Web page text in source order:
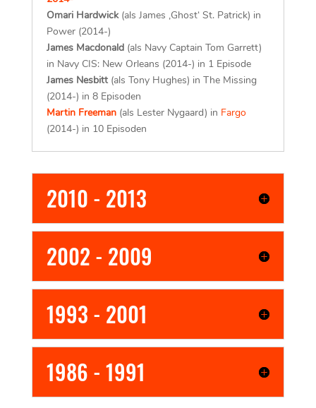
2014-
Omari Hardwick
Power (2014-)
James Macdonald (als Navy Captain Tom Garrett)
in Navy CIS: New Orleans (2014-) in 1 Episode
James Nesbitt(als Tony Hughes) in The Missing
(2014-) in 8 Episoden
Martin Freeman(als Lester Nygaard) in
(2014-) in 10 Episoden
2010 - 2013
2002 - 2009
1993 - 2001
1986 - 1991